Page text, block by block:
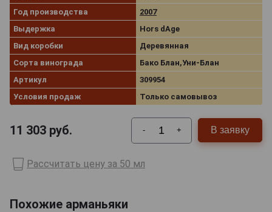
Год производства
2007
Выдержка
Hors dAge
Вид коробки
Деревянная
Сорта винограда
Бако Блан,Уни-Блан
Артикул
309954
Условия продаж
Только самовывоз
11 303 руб. - + В заявку
Рассчитать цену за 50 мл
Похожие арманьяки